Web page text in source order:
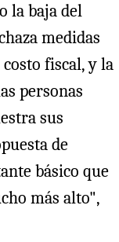
la baja del
medidas
fiscal, y la
personas
sus
de
básico que
más alto",